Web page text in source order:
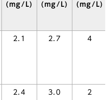
(mg/L)
(mg/L)
(mg/L)
2.1 2.7 4
2.4 3.0 2